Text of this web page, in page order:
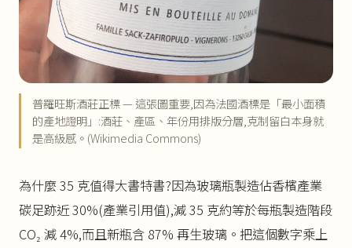
普羅旺斯酒莊正標 — 這張圖重要,因為法國酒標是「最小面積
的產地證明」:酒莊、產區、年份用排版分層,克制留白本身就
是高級感。(Wikimedia Commons)
為什麼 35 克值得大書特書?因為玻璃瓶製造佔香檳產業
碳足跡近 30%(產業引用值),減 35 克約等於每瓶製造階段
CO₂ 減 4%,而且新瓶含 87% 再生玻璃。把這個數字乘上